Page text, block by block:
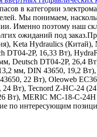
в категории
Мы понимаем,
Именно поэтому
ожиданий под
Keta Hydraulics
DT04-2P, 16,33 Вт),
Deutsch DT04-2P, 26,4
мм, DIN 43650, 19,2
22 Вт), Oleoweb
Вт), Tecnord Z-HC-24
MERIC MC-18-C-
по интересующим